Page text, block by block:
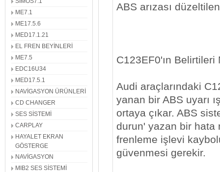
ME7.1
ME17.5.6
MED17.1.21
EL FREN BEYİNLERİ
ME7.5
EDC16U34
MED17.5.1
NAVİGASYON ÜRÜNLERİ
CD CHANGER
SES SİSTEMİ
CARPLAY
HAYALET EKRAN
GÖSTERGE
NAVİGASYON
MIB2 SES SİSTEMİ
ABS arızası
C123EF0'ın Belirtileri
Audi araçlarındaki
yanan bir ABS uyarı
ortaya çıkar. ABS
durun' yazan bir hata
frenleme işlevi
güvenmesi gerekir.